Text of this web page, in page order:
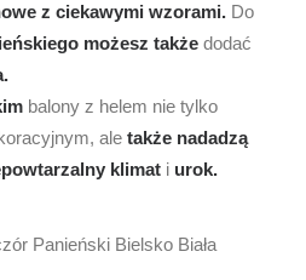
z ciekawymi wzorami. Do
możesz także dodać
balony z helem nie tylko
ale także nadadzą
klimat i urok.
Panieński Bielsko Biała